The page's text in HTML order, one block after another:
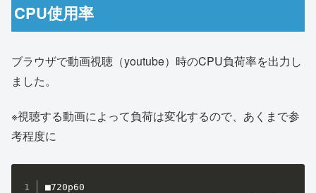
CPU使用率
ブラウザで動画視聴（youtube）時のCPU負荷率を出力し
ました。
※視聴する動画によって負荷は変化するので、あくまで参
考程度に
■720p60